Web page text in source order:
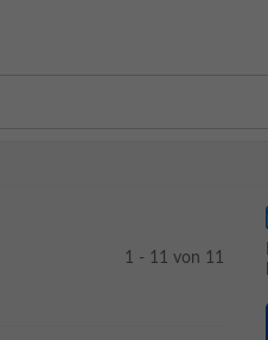
1 - 11 von 11